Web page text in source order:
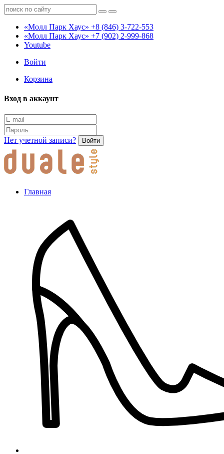
«Молл Парк Хаус» +8 (846) 3-722-553
«Молл Парк Хаус» +7 (902) 2-999-868
Youtube
Войти
Корзина
Вход в аккаунт
Нет учетной записи? Войти
Главная